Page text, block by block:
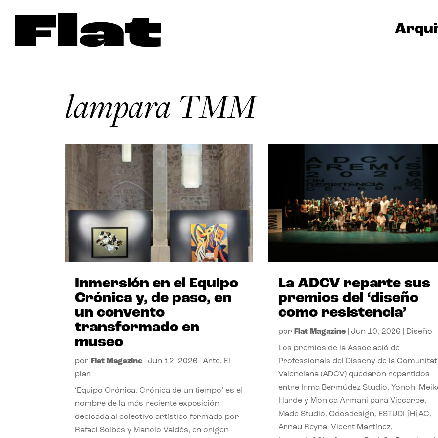
lampara TMM
Inmersión en el Equipo
Crónica y, de paso, en
un convento
transformado en
museo
por Flat Magazine Jun 12, 2026 |Arte, El
plan
‘Equipo Crónica. Crónica de un tiempo’ es el
nombre de la más reciente exposición
dedicada al colectivo artístico formado por
Rafael Solbes y Manolo Valdés, en origen
La ADCV reparte sus
premios del ‘diseño
como resistencia’
por Flat Magazine| Jun 10, 2026 Diseño
Los premios de la Associació de
Professionals del Disseny de la Comunitat
Valenciana (ADCV) quedaron repartidos
entre Inma Bermúdez Studio, Yonoh,
Harde y Monica Armani para Viccarbe,
Made Studio, Odosdesign, ESTUDI {H}AC,
Arnau Reyna, Vicent Martínez,